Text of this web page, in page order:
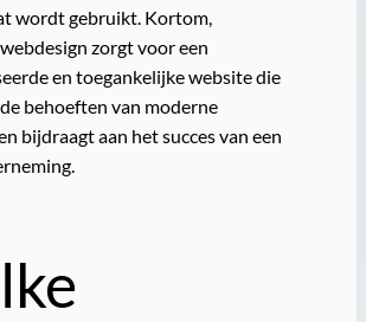
wordt gebruikt. Kortom,
zorgt voor een
en toegankelijke website die
behoeften van moderne
bijdraagt aan het succes van een